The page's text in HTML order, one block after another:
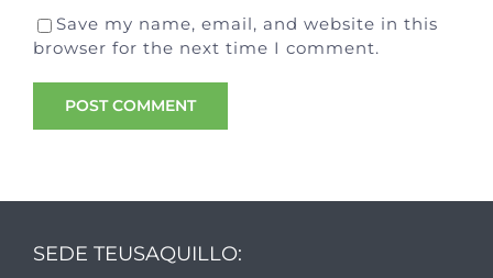
Save my name, email, and website in this
browser for the next time I comment.
SEDE TEUSAQUILLO: